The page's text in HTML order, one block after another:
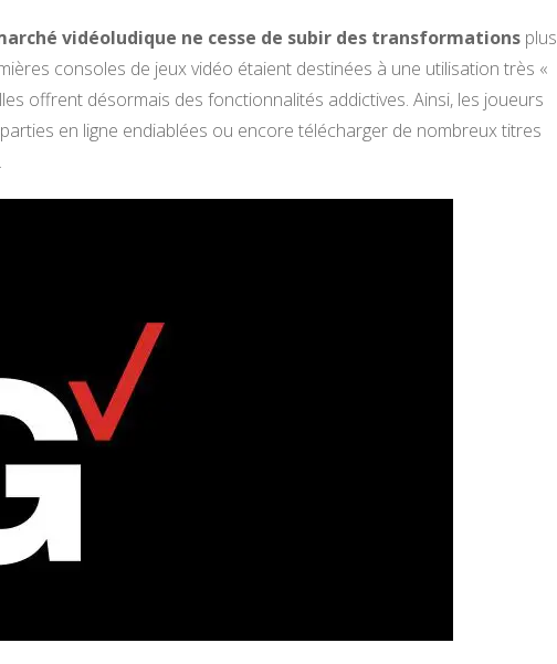
vidéoludique ne cesse de subir des transformations plus
consoles de jeux vidéo étaient destinées à une utilisation très «
offrent désormais des fonctionnalités addictives. Ainsi, les joueurs
en ligne endiablées ou encore télécharger de nombreux titres